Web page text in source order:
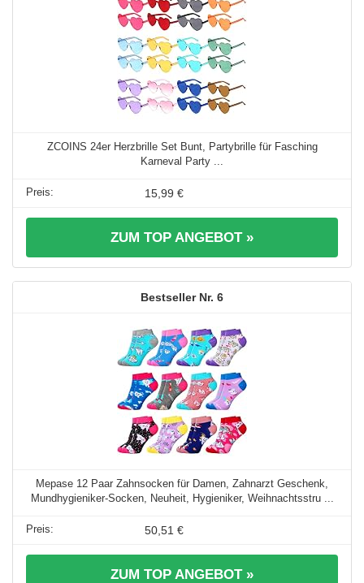
ZCOINS 24er Herzbrille Set Bunt, Partybrille für Fasching
Karneval Party ...
15,99 €
ZUM TOP ANGEBOT »
6
Mepase 12 Paar Zahnsocken für Damen, Zahnarzt Geschenk,
Mundhygieniker-Socken, Neuheit, Hygieniker, Weihnachtsstru ...
50,51 €
ZUM TOP ANGEBOT »